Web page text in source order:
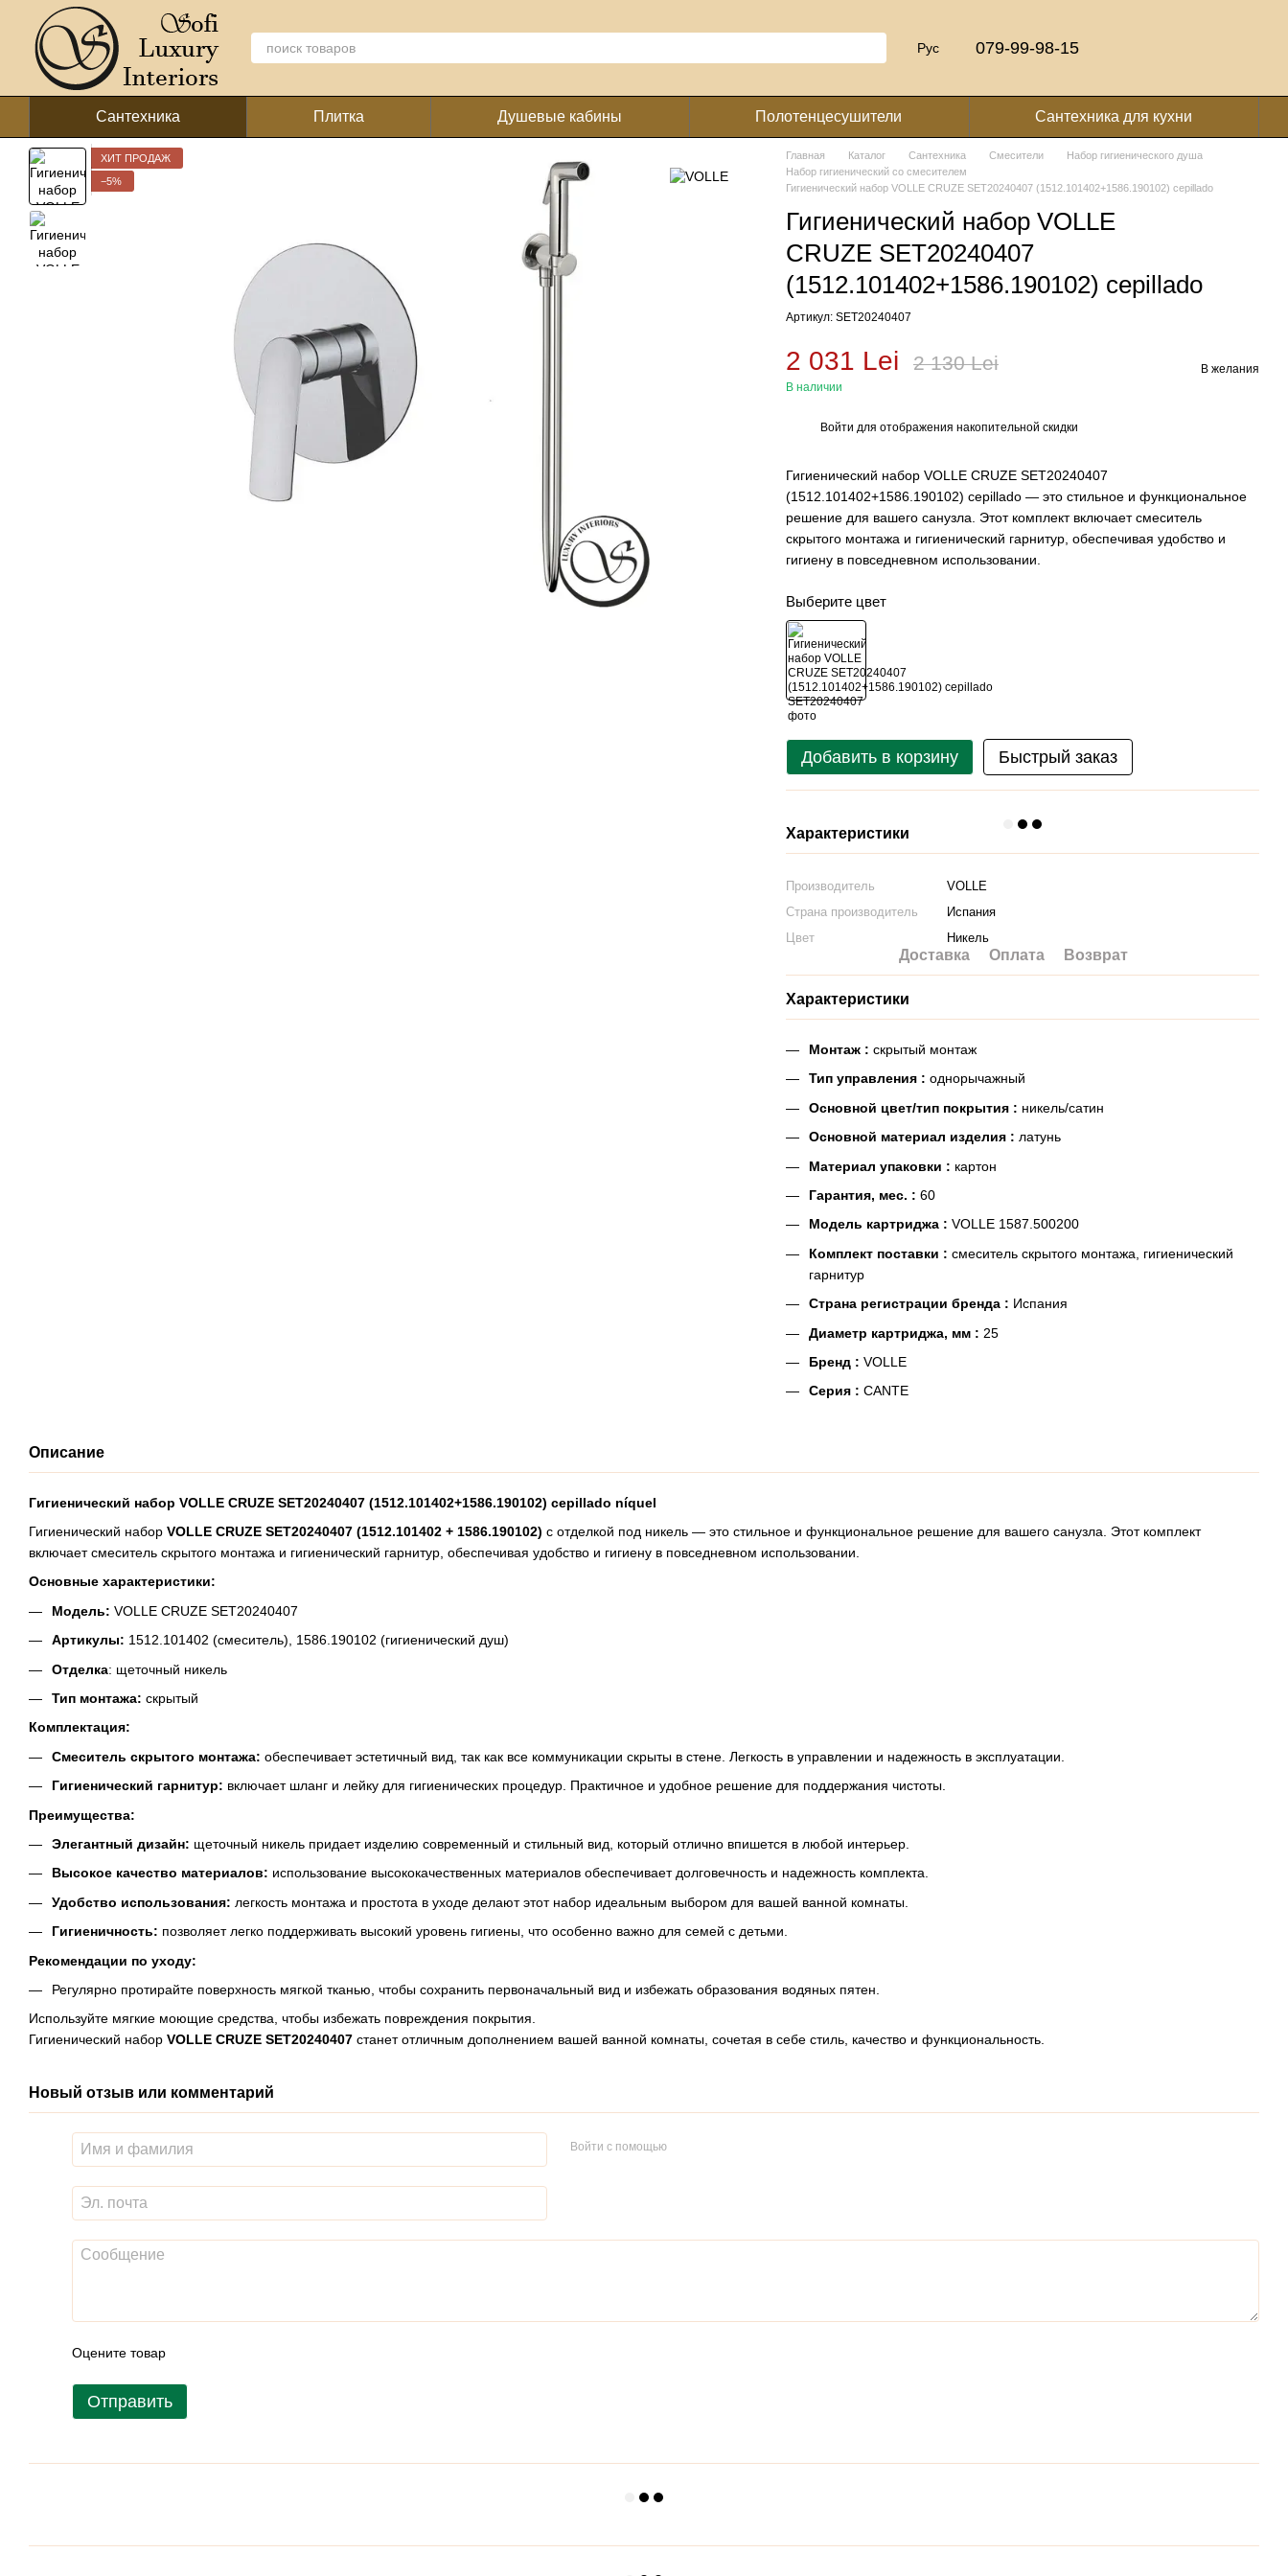
Перейти к основному контенту
Рус 079-99-98-15
Сантехника Плитка Душевые кабины Полотенцесушители Сантехника для кухни
ХИТ ПРОДАЖ
−5%
Главная Каталог Сантехника Смесители
Набор гигиенического душа
Набор гигиенический со смесителем
Гигиенический набор VOLLE CRUZE SET20240407 (1512.101402+1586.190102) cepillado
Гигиенический набор VOLLE
CRUZE SET20240407
(1512.101402+1586.190102) cepillado
Артикул: SET20240407
2 031 Lei 2 130 Lei
В наличии
В желания
Войти для отображения накопительной скидки
Гигиенический набор VOLLE CRUZE SET20240407
(1512.101402+1586.190102) cepillado — это стильное и функциональное
решение для вашего санузла. Этот комплект включает смеситель
скрытого монтажа и гигиенический гарнитур, обеспечивая удобство и
гигиену в повседневном использовании.
Выберите цвет
Добавить в корзину Быстрый заказ
Характеристики
Производитель
VOLLE
Страна производитель
Испания
Цвет
Никель
Доставка Оплата Возврат
Характеристики
Монтаж : скрытый монтаж
Тип управления : однорычажный
Основной цвет/тип покрытия : никель/сатин
Основной материал изделия : латунь
Материал упаковки : картон
Гарантия, мес. : 60
Модель картриджа :VOLLE 1587.500200
Комплект поставки : смеситель скрытого монтажа, гигиенический
гарнитур
Страна регистрации бренда : Испания
Диаметр картриджа, мм : 25
Бренд : VOLLE
Серия : CANTE
Описание
Гигиенический набор VOLLE CRUZE SET20240407 (1512.101402+1586.190102) cepillado níquel
Гигиенический набор VOLLE CRUZE SET20240407 (1512.101402 + 1586.190102) с отделкой под никель — это стильное и функциональное решение для вашего санузла. Этот комплект
включает смеситель скрытого монтажа и гигиенический гарнитур, обеспечивая удобство и гигиену в повседневном использовании.
Основные характеристики:
Модель: VOLLE CRUZE SET20240407
Артикулы: 1512.101402 (смеситель), 1586.190102 (гигиенический душ)
Отделка: щеточный никель
Тип монтажа: скрытый
Комплектация:
Смеситель скрытого монтажа: обеспечивает эстетичный вид, так как все коммуникации скрыты в стене. Легкость в управлении и надежность в эксплуатации.
Гигиенический гарнитур: включает шланг и лейку для гигиенических процедур. Практичное и удобное решение для поддержания чистоты.
Преимущества:
Элегантный дизайн: щеточный никель придает изделию современный и стильный вид, который отлично впишется в любой интерьер.
Высокое качество материалов: использование высококачественных материалов обеспечивает долговечность и надежность комплекта.
Удобство использования: легкость монтажа и простота в уходе делают этот набор идеальным выбором для вашей ванной комнаты.
Гигиеничность: позволяет легко поддерживать высокий уровень гигиены, что особенно важно для семей с детьми.
Рекомендации по уходу:
Регулярно протирайте поверхность мягкой тканью, чтобы сохранить первоначальный вид и избежать образования водяных пятен.
Используйте мягкие моющие средства, чтобы избежать повреждения покрытия.
Гигиенический набор VOLLE CRUZE SET20240407 станет отличным дополнением вашей ванной комнаты, сочетая в себе стиль, качество и функциональность.
Новый отзыв или комментарий
Войти с помощью
Оцените товар
Отправить